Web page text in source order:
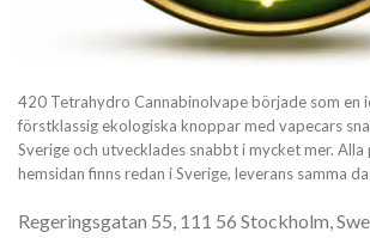
420 Tetrahydro Cannabinolvape började som en
förstklassig ekologiska knoppar med vapecars
Sverige och utvecklades snabbt i mycket mer.
hemsidan finns redan i Sverige, leverans samma
Regeringsgatan 55, 111 56 Stockholm,